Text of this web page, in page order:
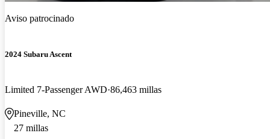
Aviso patrocinado
2024 Subaru Ascent
Limited 7-Passenger AWD 86,463 millas
Pineville, NC
27 millas